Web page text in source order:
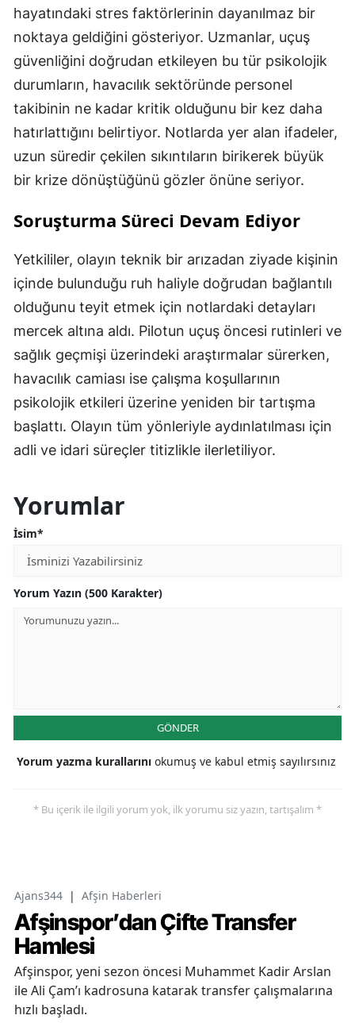
hayatındaki stres faktörlerinin dayanılmaz bir
noktaya geldiğini gösteriyor. Uzmanlar, uçuş
güvenliğini doğrudan etkileyen bu tür psikolojik
durumların, havacılık sektöründe personel
takibinin ne kadar kritik olduğunu bir kez daha
hatırlattığını belirtiyor. Notlarda yer alan ifadeler,
uzun süredir çekilen sıkıntıların birikerek büyük
bir krize dönüştüğünü gözler önüne seriyor.
Soruşturma Süreci Devam Ediyor
Yetkililer, olayın teknik bir arızadan ziyade kişinin
içinde bulunduğu ruh haliyle doğrudan bağlantılı
olduğunu teyit etmek için notlardaki detayları
mercek altına aldı. Pilotun uçuş öncesi rutinleri ve
sağlık geçmişi üzerindeki araştırmalar sürerken,
havacılık camiası ise çalışma koşullarının
psikolojik etkileri üzerine yeniden bir tartışma
başlattı. Olayın tüm yönleriyle aydınlatılması için
adli ve idari süreçler titizlikle ilerletiliyor.
Yorumlar
İsim*
Yorum Yazın (500 Karakter)
GÖNDER
Yorum yazma kurallarını okumuş ve kabul etmiş sayılırsınız
* Bu içerik ile ilgili yorum yok, ilk yorumu siz yazın, tartışalım *
Ajans344 | Afşin Haberleri
Afşinspor’dan Çifte Transfer
Hamlesi
Afşinspor, yeni sezon öncesi Muhammet Kadir Arslan
ile Ali Çam’ı kadrosuna katarak transfer çalışmalarına
hızlı başladı.